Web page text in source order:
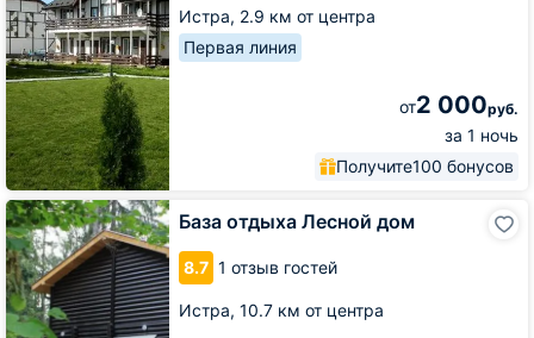
Истра, 2.9 км от центра
Первая линия
от2 000руб.
за 1 ночь
Получите100 бонусов
База отдыха Лесной дом
8.7 1 отзыв гостей
Истра, 10.7 км от центра
База
отдыха
Лесной
дом